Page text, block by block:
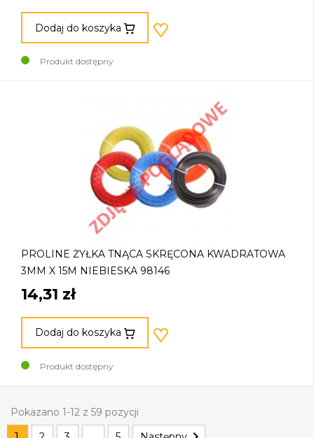
Dodaj do koszyka
Produkt dostępny
PROLINE ŻYŁKA TNĄCA SKRĘCONA KWADRATOWA
3MM X 15M NIEBIESKA 98146
14,31 zł
Dodaj do koszyka
Produkt dostępny
Pokazano 1-12 z 59 pozycji